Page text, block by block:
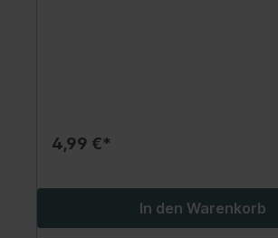
4,99 €*
In den Warenkorb